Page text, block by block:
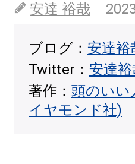
安達 裕哉
ブログ： 安達裕
Twitter： 安達裕
著作： 頭のいい
イヤモンド社)